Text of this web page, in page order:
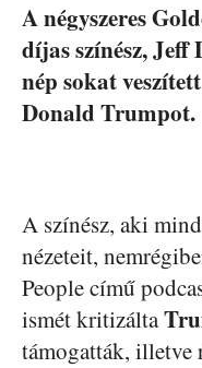
A négyszeres
díjas színész,
nép sokat
Donald Trumpot.
A színész, aki
nézeteit,
People című
ismét kritizálta
támogatták, illetve